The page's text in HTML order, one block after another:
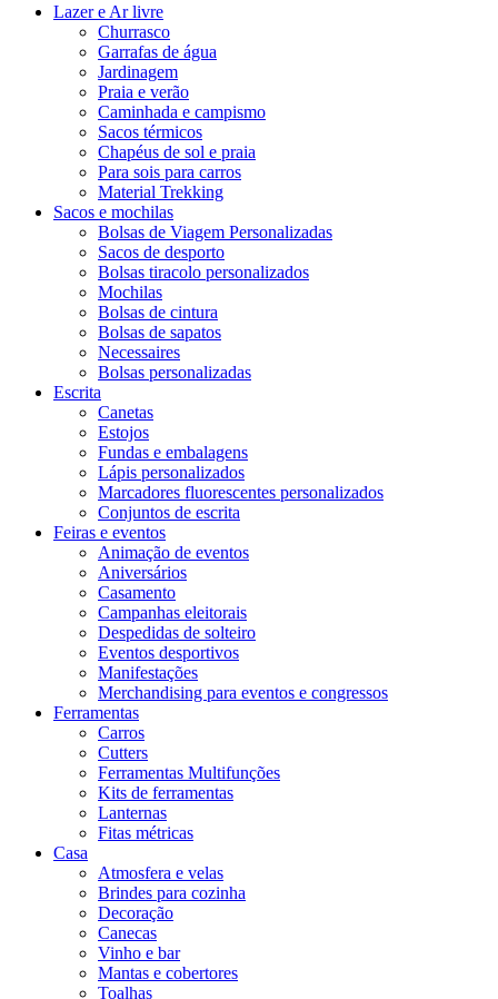
Lazer e Ar livre
Churrasco
Garrafas de água
Jardinagem
Praia e verão
Caminhada e campismo
Sacos térmicos
Chapéus de sol e praia
Para sois para carros
Material Trekking
Sacos e mochilas
Bolsas de Viagem Personalizadas
Sacos de desporto
Bolsas tiracolo personalizados
Mochilas
Bolsas de cintura
Bolsas de sapatos
Necessaires
Bolsas personalizadas
Escrita
Canetas
Estojos
Fundas e embalagens
Lápis personalizados
Marcadores fluorescentes personalizados
Conjuntos de escrita
Feiras e eventos
Animação de eventos
Aniversários
Casamento
Campanhas eleitorais
Despedidas de solteiro
Eventos desportivos
Manifestações
Merchandising para eventos e congressos
Ferramentas
Carros
Cutters
Ferramentas Multifunções
Kits de ferramentas
Lanternas
Fitas métricas
Casa
Atmosfera e velas
Brindes para cozinha
Decoração
Canecas
Vinho e bar
Mantas e cobertores
Toalhas